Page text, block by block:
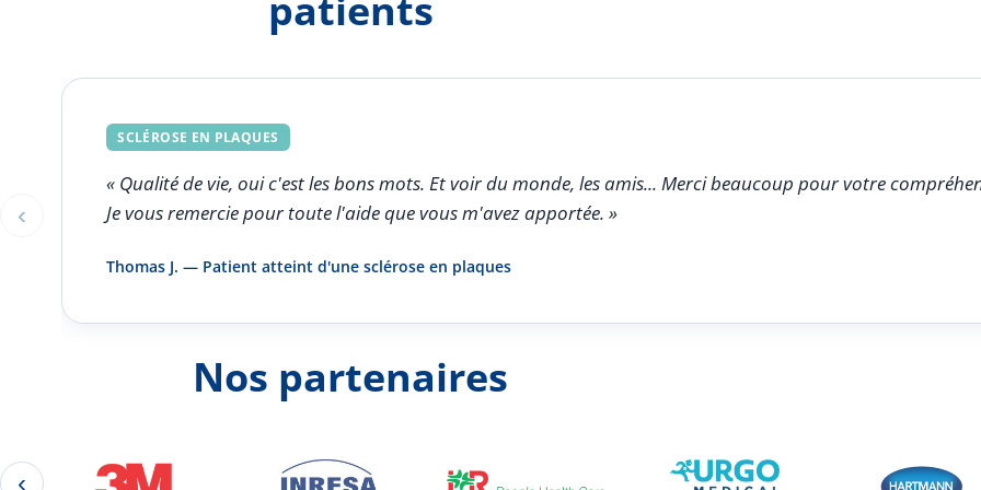
‹
SCLÉROSE EN PLAQUES
« Qualité de vie, oui c'est les bons mots. Et voir du monde, les amis... Merci beaucoup pour votre
Je vous remercie pour toute l'aide que vous m'avez apportée. »
Thomas J. — Patient atteint d'une sclérose en plaques
Éléments 1 à 1 sur 5
Nos partenaires
‹